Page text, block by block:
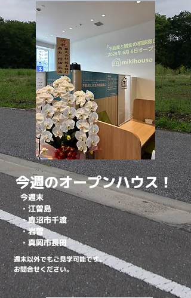
今週のオープンハウス！
​今週末
​・江曽島
・鹿沼市千渡
・岩曽
​・真岡市長田
週末以外でもご見学可能です。
​お問合せください。